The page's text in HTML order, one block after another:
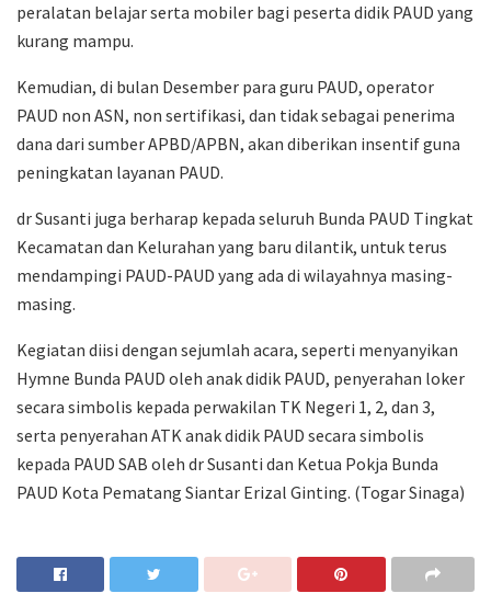
peralatan belajar serta mobiler bagi peserta didik PAUD yang
kurang mampu.
Kemudian, di bulan Desember para guru PAUD, operator
PAUD non ASN, non sertifikasi, dan tidak sebagai penerima
dana dari sumber APBD/APBN, akan diberikan insentif guna
peningkatan layanan PAUD.
dr Susanti juga berharap kepada seluruh Bunda PAUD Tingkat
Kecamatan dan Kelurahan yang baru dilantik, untuk terus
mendampingi PAUD-PAUD yang ada di wilayahnya masing-
masing.
Kegiatan diisi dengan sejumlah acara, seperti menyanyikan
Hymne Bunda PAUD oleh anak didik PAUD, penyerahan loker
secara simbolis kepada perwakilan TK Negeri 1, 2, dan 3,
serta penyerahan ATK anak didik PAUD secara simbolis
kepada PAUD SAB oleh dr Susanti dan Ketua Pokja Bunda
PAUD Kota Pematang Siantar Erizal Ginting. (Togar Sinaga)